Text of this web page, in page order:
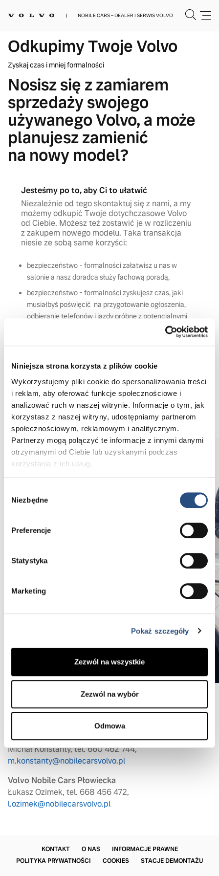
Niniejsza strona korzysta z plików cookie
Wykorzystujemy pliki cookie do spersonalizowania treści
i reklam, aby oferować funkcje społecznościowe i
analizować ruch w naszej witrynie. Informacje o tym, jak
korzystasz z naszej witryny, udostępniamy partnerom
społecznościowym, reklamowym i analitycznym.
Partnerzy mogą połączyć te informacje z innymi danymi
otrzymanymi od Ciebie lub uzyskanymi podczas
korzystania z ich usług.
zgody
Niezbędne
Preferencje
Statystyka
Marketing
Pokaż szczegóły
Zezwól na wszystkie
Zezwól na wybór
Odmowa
NOBILE CARS – DEALER I SERWIS VOLVO
Odkupimy Twoje Volvo
Zyskaj czas i mniej formalności
Nosisz się z zamiarem
sprzedaży swojego
używanego Volvo, a może
planujesz zamienić
na nowy model?
Jesteśmy po to, aby Ci to ułatwić
Niezależnie od tego skontaktuj się z nami, a my
możemy odkupić Twoje dotychczasowe Volvo
od Ciebie. Możesz też zostawić je w rozliczeniu
z zakupem nowego modelu. Taka transakcja
niesie ze sobą same korzyści:
bezpieczeństwo - formalności załatwisz u nas w
salonie a nasz doradca służy fachową poradą,
bezpieczeństwo - formalności zyskujesz czas, jaki
musiałbyś poświęcić na przygotowanie ogłoszenia,
odbieranie telefonów i jazdy próbne z potencjalnymi
dłużej, jeśli tylko planujesz sprzedaż sowjego
używanego Volvo czy zamianę samochodu
skontaktuj się z nami i poznaj warunki.
Skontaktuj się z nami
Możesz też skontaktować się z jednym z naszych
doradców bezpośrednio w salonie lub telefonicznie czy
Volvo Nobile Cars Jerozolimskie
Michał Konstanty, tel. 660 462 744,
m.konstanty@nobilecarsvolvo.pl
Volvo Nobile Cars Płowiecka
Łukasz Ozimek, tel. 668 456 472,
l.ozimek@nobilecarsvolvo.pl
KONTAKT O NAS
INFORMACJE PRAWNE
POLITYKA PRYWATNOŚCI
COOKIES STACJE DEMONTAŻU